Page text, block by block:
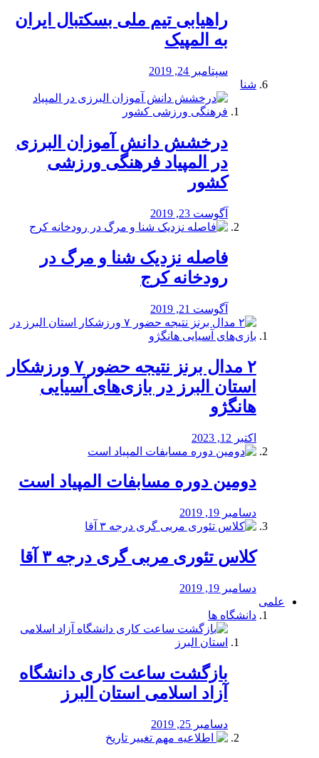
راهیابی تیم ملی بسکتبال ایران
به المپیک
سپتامبر 24, 2019
شنا
درخشش دانش آموزان البرزی
در المپیاد فرهنگی ورزشی
کشور
آگوست 23, 2019
️فاصله نزدیک شنا و مرگ در
رودخانه کرج
آگوست 21, 2019
۲ مدال برنز نتیجه حضور ۷ ورزشکار
استان البرز در بازی‌های آسیایی
هانگژو
اکتبر 12, 2023
دومین دوره مسابفات المپیاد است
دسامبر 19, 2019
کلاس تئوری مربی گری درجه ۳ آقا
دسامبر 19, 2019
علمی
دانشگاه ها
بازگشت ساعت کاری دانشگاه
آزاد اسلامی استان البرز
دسامبر 25, 2019